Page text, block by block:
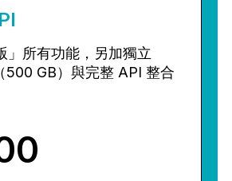
」所有功能，另加獨立
500 GB）與完整 API 整合